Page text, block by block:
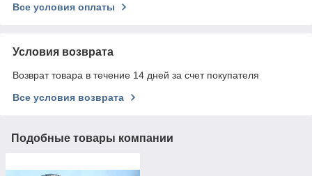
Все условия оплаты
Условия возврата
Возврат товара в течение 14 дней за счет покупателя
Все условия возврата
Подобные товары компании